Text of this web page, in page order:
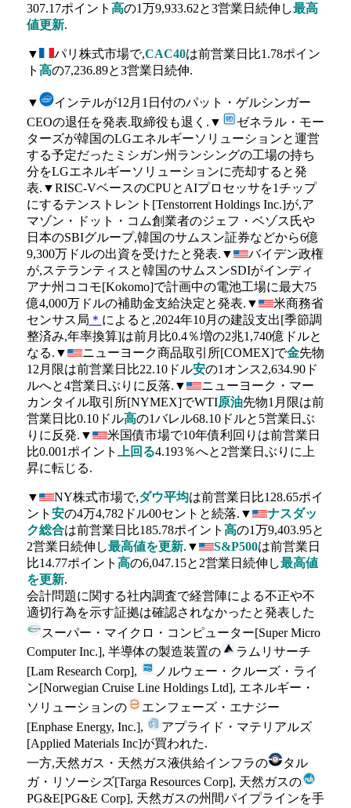
307.17ポイント 高の1万9,933.62と3営業日続伸し最高
値更新.
▼ パリ株式市場で,CAC40は前営業日比1.78ポイン
ト 高の7,236.89と3営業日続伸.
▼
インテルが12月1日付のパット・ゲルシンガー
CEOの退任を発表.取締役も退く.▼
ゼネラル・モー
ターズが韓国のLGエネルギーソリューションと運営
する予定だったミシガン州ランシングの工場の持ち
分をLGエネルギーソリューションに売却すると発
表.▼RISC-VベースのCPUとAIプロセッサを1チップ
にするテンストレント[Tenstorrent Holdings Inc.]が,ア
マゾン・ドット・コム創業者のジェフ・ベゾス氏や
日本のSBIグループ,韓国のサムスン証券などから6億
9,300万ドルの出資を受けたと発表.▼
バイデン政権
が,ステランティスと韓国のサムスンSDIがインディ
アナ州ココモ[Kokomo]で計画中の電池工場に最大75
億4,000万ドルの補助金支給決定と発表.▼
米商務省
センサス局 ＊ によると,2024年10月の建設支出[季節調
整済み,年率換算]は前月比0.4％増の2兆1,740億ドルと
なる.▼
ニューヨーク商品取引所[COMEX]で金先物
12月限は前営業日比22.10ドル安の1オンス2,634.90ド
ルへと4営業日ぶりに反落.▼
ニューヨーク・マー
カンタイル取引所[NYMEX]でWTI原油先物1月限は前
営業日比0.10ドル高の1バレル68.10ドルと5営業日ぶ
りに反発.▼
米国債市場で10年債利回りは前営業日
比0.001ポイント
上回る4.193％へと2営業日ぶりに上
昇に転じる.
▼ NY株式市場で,ダウ平均は前営業日比128.65ポイ
ント 安の4万4,782ドル00セントと続落.▼
ナスダッ
ク総合は前営業日比185.78ポイント 高の1万9,403.95と
2営業日続伸し最高値を更新.▼ S&P500は前営業日
比14.77ポイント 高の6,047.15と2営業日続伸し最高値
を更新.
会計問題に関する社内調査で経営陣による不正や不
適切行為を示す証拠は確認されなかったと発表した
スーパー・マイクロ・コンピューター[Super Micro
Computer Inc.], 半導体の製造装置の
ラムリサーチ
[Lam Research Corp],
ノルウェー・クルーズ・ライ
ン[Norwegian Cruise Line Holdings Ltd], エネルギー・
ソリューションの
エンフェーズ・エナジー
[Enphase Energy, Inc.],
アプライド・マテリアルズ
[Applied Materials Inc]が買われた.
一方,天然ガス・天然ガス液供給インフラの
タル
ガ・リソーシズ[Targa Resources Corp], 天然ガスの
PG&E[PG&E Corp], 天然ガスの州間パイプラインを手